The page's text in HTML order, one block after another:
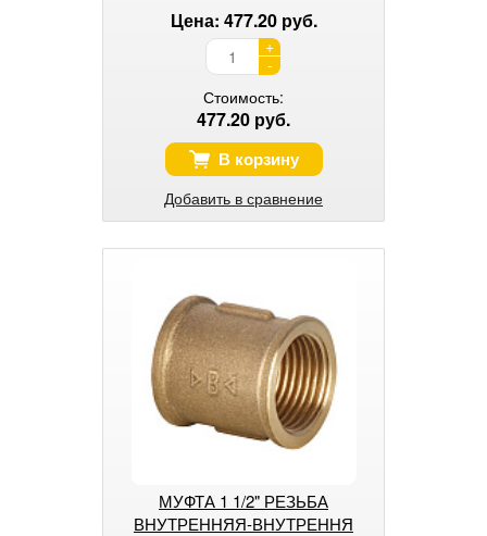
Цена: 477.20 руб.
+
-
Стоимость:
477.20 руб.
В корзину
Добавить в сравнение
МУФТА 1 1/2" РЕЗЬБА
ВНУТРЕННЯЯ-ВНУТРЕННЯ